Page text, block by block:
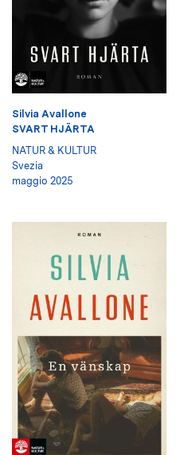
Silvia Avallone
SVART HJÄRTA
NATUR & KULTUR
Svezia
maggio 2025